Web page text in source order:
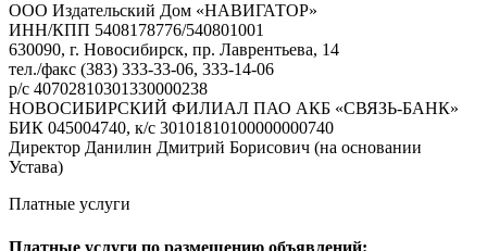
ООО Издательский Дом «НАВИГАТОР»
ИНН/КПП 5408178776/540801001
630090, г. Новосибирск, пр. Лаврентьева, 14
тел./факс (383) 333-33-06, 333-14-06
р/с 40702810301330000238
НОВОСИБИРСКИЙ ФИЛИАЛ ПАО АКБ «СВЯЗЬ-БАНК»
БИК 045004740, к/с 30101810100000000740
Директор Данилин Дмитрий Борисович (на основании
Устава)
Платные услуги
Платные услуги по размещению объявлений: